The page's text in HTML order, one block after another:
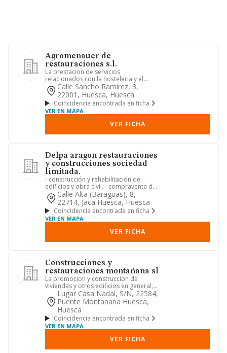
Agromenauer de
restauraciones s.l.
La prestacion de servicios
relacionados con la hosteleria y el
catering.Calle Sancho Ramirez, 3,
22001, Huesca, Huesca
Coincidencia encontrada en ficha
VER EN MAPA
VER FICHA
Delpa aragon restauraciones
y construcciones sociedad
limitada.
- construcción y rehabilitación de
edificios y obra civil. - compraventa de
bienes inmuebles. - com...
Calle Alta (baraguas), 8,
22714, Jaca Huesca, Huesca
Coincidencia encontrada en ficha
VER EN MAPA
VER FICHA
Construcciones y
restauraciones montañana sl
La promocion y construccion de
viviendas y otros edificios en general,
asi como su reparacion y con...
Lugar Casa Nadal, S/n, 22584,
Puente Montanana Huesca,
Huesca
Coincidencia encontrada en ficha
VER EN MAPA
VER FICHA